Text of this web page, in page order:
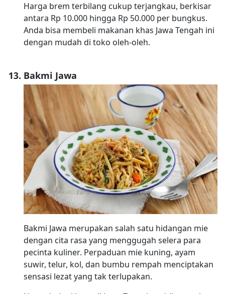
Harga brem terbilang cukup terjangkau, berkisar
antara Rp 10.000 hingga Rp 50.000 per bungkus.
Anda bisa membeli makanan khas Jawa Tengah ini
dengan mudah di toko oleh-oleh.
Bakmi Jawa
Bakmi Jawa merupakan salah satu hidangan mie
dengan cita rasa yang menggugah selera para
pecinta kuliner. Perpaduan mie kuning, ayam
suwir, telur, kol, dan bumbu rempah menciptakan
sensasi lezat yang tak terlupakan.